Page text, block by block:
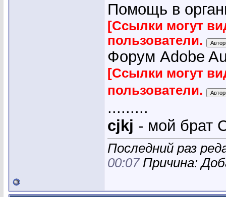
Помощь в
[Ссылки могут
пользователи.
Форум Adobe
[Ссылки могут
пользователи.
.........
cjkj - мой брат
Последний раз
00:07Причина: